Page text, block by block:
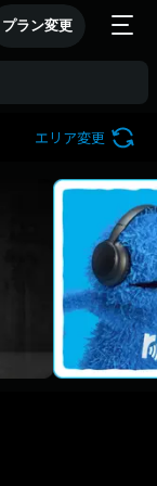
プラン変更
エリア変更